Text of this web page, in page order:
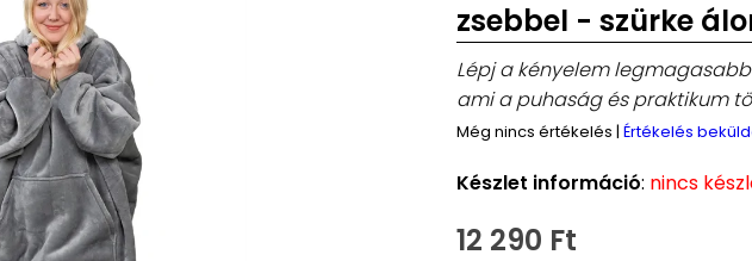
zsebbel - szürke
Lépj a kényelem
ami a puhaság és praktikum
Még nincs értékelés | Értékelés
Készlet információ: nincs
12 290 Ft